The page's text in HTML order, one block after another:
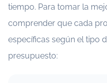
tiempo. Para tomar la
comprender que cada
específicas según el tipo
presupuesto: